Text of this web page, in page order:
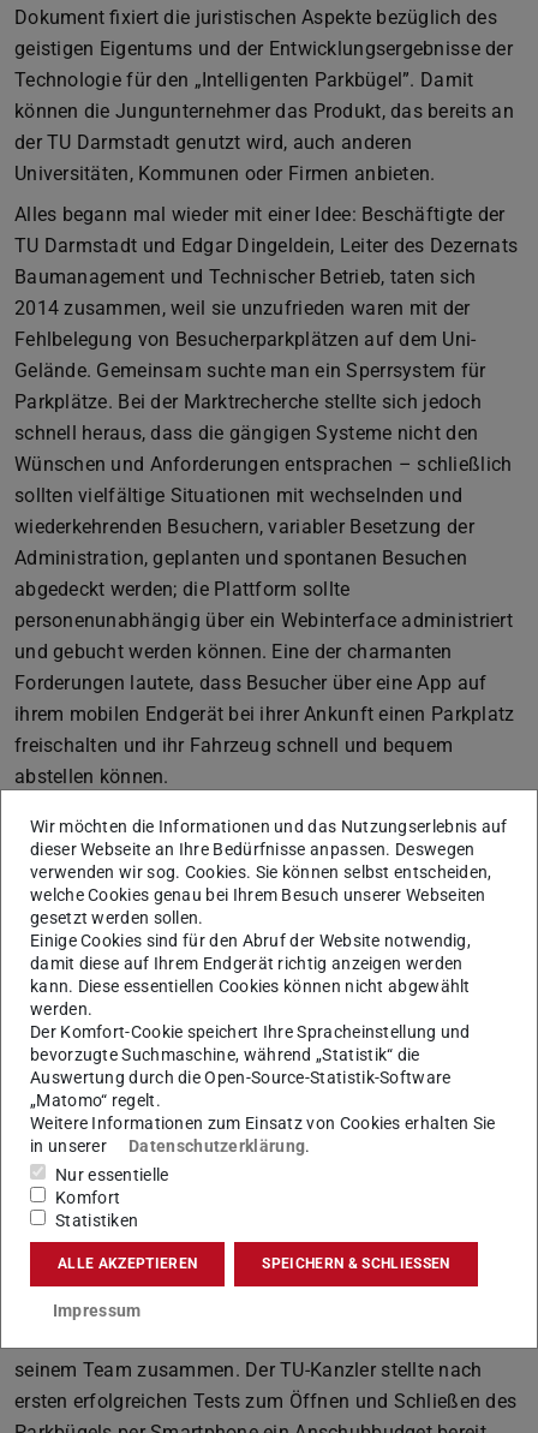
Dokument fixiert die juristischen Aspekte bezüglich des
geistigen Eigentums und der Entwicklungsergebnisse der
Technologie für den „Intelligenten Parkbügel”. Damit
können die Jungunternehmer das Produkt, das bereits an
der TU Darmstadt genutzt wird, auch anderen
Universitäten, Kommunen oder Firmen anbieten.
Alles begann mal wieder mit einer Idee: Beschäftigte der
TU Darmstadt und Edgar Dingeldein, Leiter des Dezernats
Baumanagement und Technischer Betrieb, taten sich
2014 zusammen, weil sie unzufrieden waren mit der
Fehlbelegung von Besucherparkplätzen auf dem Uni-
Gelände. Gemeinsam suchte man ein Sperrsystem für
Parkplätze. Bei der Marktrecherche stellte sich jedoch
schnell heraus, dass die gängigen Systeme nicht den
Wünschen und Anforderungen entsprachen – schließlich
sollten vielfältige Situationen mit wechselnden und
wiederkehrenden Besuchern, variabler Besetzung der
Administration, geplanten und spontanen Besuchen
abgedeckt werden; die Plattform sollte
personenunabhängig über ein Webinterface administriert
und gebucht werden können. Eine der charmanten
Forderungen lautete, dass Besucher über eine App auf
ihrem mobilen Endgerät bei ihrer Ankunft einen Parkplatz
freischalten und ihr Fahrzeug schnell und bequem
abstellen können.
Unterzeichnung: der Vertragsabschluss zwischen TU Darmstadt
und den Gründern markiert den Markteintritt. Bild: Paul
Glogowski
Zur Entwicklung einer solchen neuartigen Lösung
seinem Team zusammen. Der TU-Kanzler stellte nach
ersten erfolgreichen Tests zum Öffnen und Schließen des
Wir möchten die Informationen und das Nutzungserlebnis auf
dieser Webseite an Ihre Bedürfnisse anpassen. Deswegen
verwenden wir sog. Cookies. Sie können selbst entscheiden,
welche Cookies genau bei Ihrem Besuch unserer Webseiten
gesetzt werden sollen.
Einige Cookies sind für den Abruf der Website notwendig,
damit diese auf Ihrem Endgerät richtig anzeigen werden
kann. Diese essentiellen Cookies können nicht abgewählt
werden.
Der Komfort-Cookie speichert Ihre Spracheinstellung und
bevorzugte Suchmaschine, während „Statistik“ die
Auswertung durch die Open-Source-Statistik-Software
„Matomo“ regelt.
Weitere Informationen zum Einsatz von Cookies erhalten Sie
in unserer
Datenschutzerklärung.
Nur essentielle
Komfort
Statistiken
ALLE AKZEPTIEREN SPEICHERN & SCHLIESSEN
Impressum